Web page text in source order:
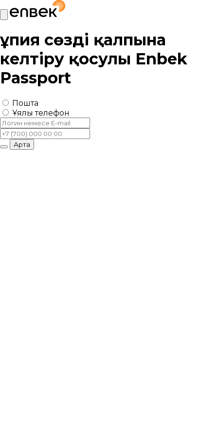
Құпия сөзді қалпына
келтіру қосулы Enbek
Passport
Пошта
Ұялы телефон
Артқа